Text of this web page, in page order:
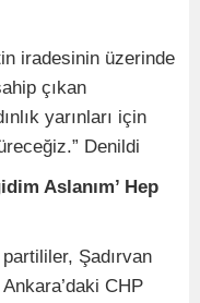
iradesinin üzerinde
çıkan
yarınları için
Denildi
Aslanım’ Hep
Şadırvan
CHP